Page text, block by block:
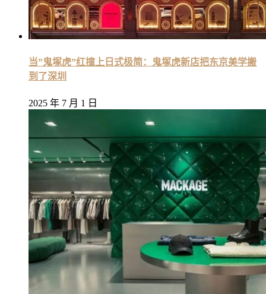
当”鬼塚虎”红撞上日式极简：鬼塚虎新店把东京美学搬
到了深圳
2025 年 7 月 1 日